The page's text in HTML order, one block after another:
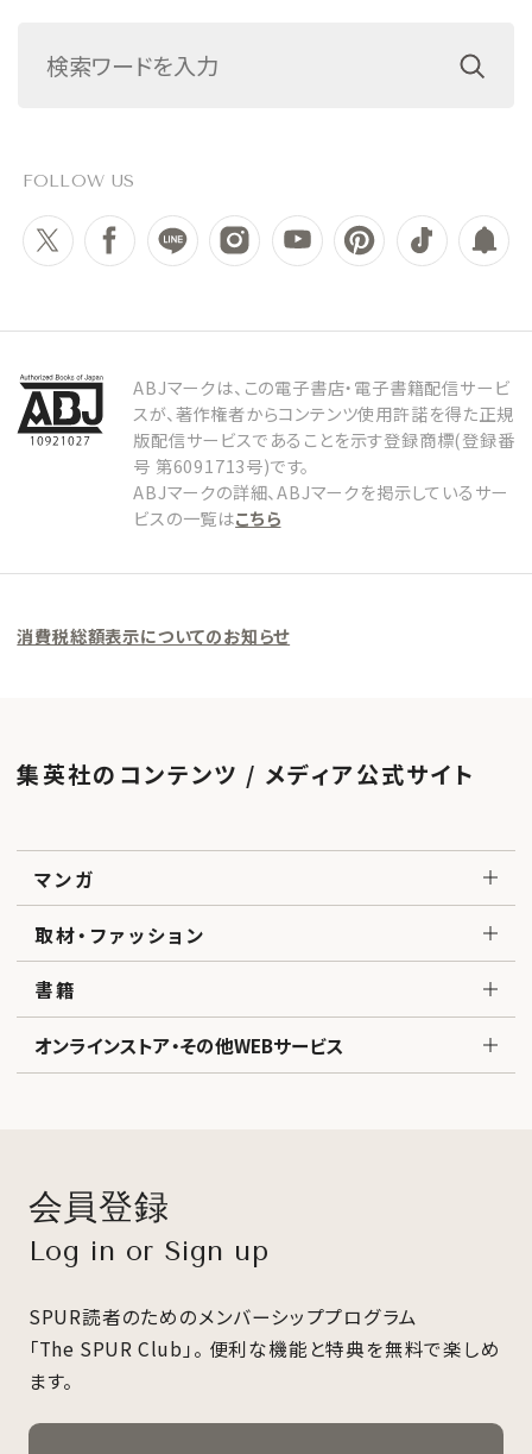
FOLLOW US
ABJマークは、この電子書店・電子書籍配信サービ
スが、著作権者からコンテンツ使用許諾を得た正規
版配信サービスであることを示す登録商標(登録番
号 第6091713号)です。
ABJマークの詳細、ABJマークを掲示しているサー
ビスの一覧はこちら
消費税総額表示についてのお知らせ
集英社のコンテンツ / メディア公式サイト
マンガ
取材・ファッション
書籍
オンラインストア・その他WEBサービス
会員登録
Log in or Sign up
SPUR読者のためのメンバーシッププログラム
「The SPUR Club」。 便利な機能と特典を無料で楽しめ
ます。